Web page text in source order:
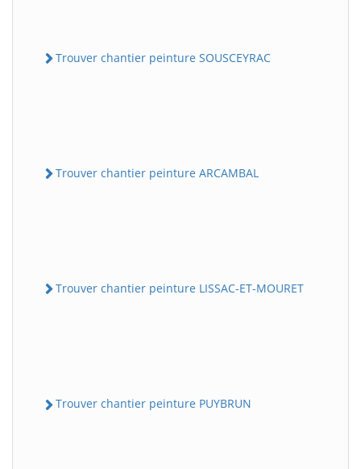
Trouver chantier peinture SOUSCEYRAC
Trouver chantier peinture ARCAMBAL
Trouver chantier peinture LISSAC-ET-MOURET
Trouver chantier peinture PUYBRUN